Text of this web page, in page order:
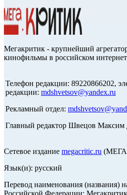
Мегакритик - крупнейший
кинофильмы в российском
Телефон редакции: 89220866202,
редакции: mdshvetsov@yandex.ru
Рекламный отдел:
Главный редактор Швецов Максим
Сетевое издание megacritic.ru
Язык(и): русский
Перевод наименования (названия)